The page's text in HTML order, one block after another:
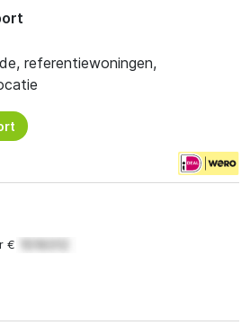
referentiewoningen,
€